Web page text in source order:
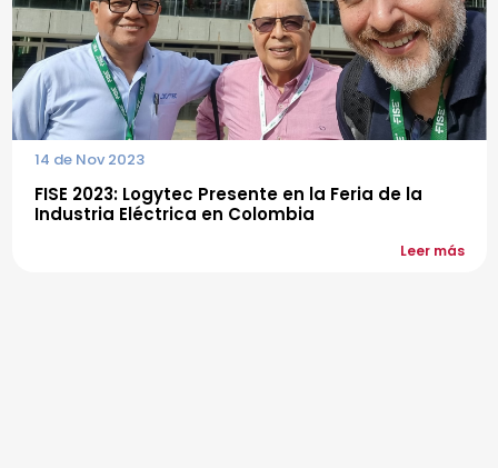
14 de Nov 2023
FISE 2023: Logytec Presente en la Feria de la
Industria Eléctrica en Colombia
Leer más